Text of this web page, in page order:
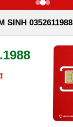
SINH 0352611988